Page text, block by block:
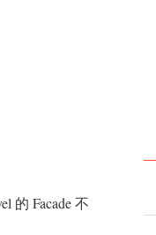
的 Facade 不